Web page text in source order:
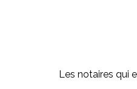
Les notaires qui